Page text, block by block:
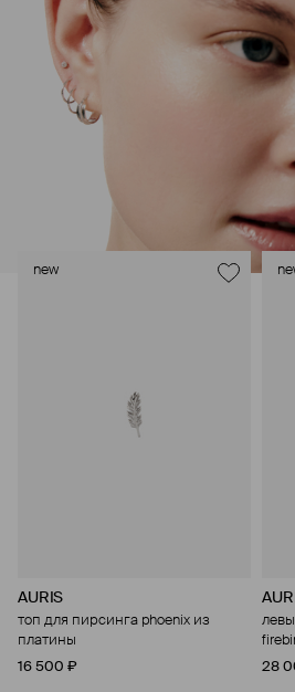
безопасность и эргономичность
стилисты (благодаря им дизайн
украшения легко сочетаются между
Украшения AURIS – для тех, кто
делает это интеллигентно и по-
new
AURIS
топ для пирсинга phoenix из
платины
16 500 ₽
28